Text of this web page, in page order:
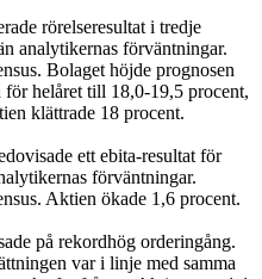
rörelseresultat i tredje
analytikernas förväntningar.
Bolaget höjde prognosen
för helåret till 18,0-19,5 procent,
klättrade 18 procent.
ett ebita-resultat för
förväntningar.
Aktien ökade 1,6 procent.
på rekordhög orderingång.
var i linje med samma